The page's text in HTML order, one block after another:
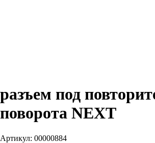
разъем под
поворота NEXT
Артикул: 00000884